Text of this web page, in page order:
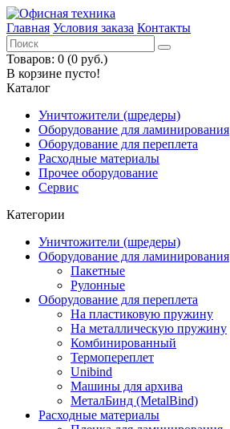
Главная Условия заказа Контакты
Товаров: 0 (0 руб.)
В корзине пусто!
Каталог
Уничтожители (шредеры)
Оборудование для ламинирования
Оборудование для переплета
Расходные материалы
Прочее оборудование
Сервис
Категории
Уничтожители (шредеры)
Оборудование для ламинирования
Пакетные
Рулонные
Оборудование для переплета
На пластиковую пружину
На металлическую пружину
Комбинированный
Термопереплет
Unibind
Машины для архива
МеталБинд (MetalBind)
Расходные материалы